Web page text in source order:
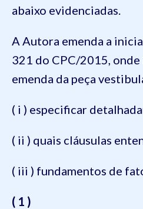
abaixo evidenciadas.
A Autora emenda a
321 do CPC/2015,
emenda da peça
( i ) especificar
( ii ) quais cláusulas
( iii ) fundamentos de
( 1 )